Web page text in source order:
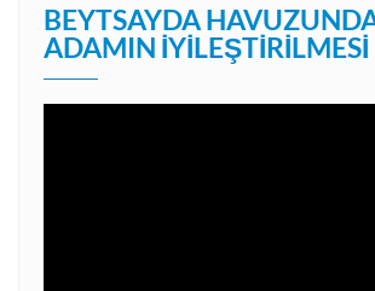
BEYTSAYDA
ADAMIN İYILEŞTIRILMESI